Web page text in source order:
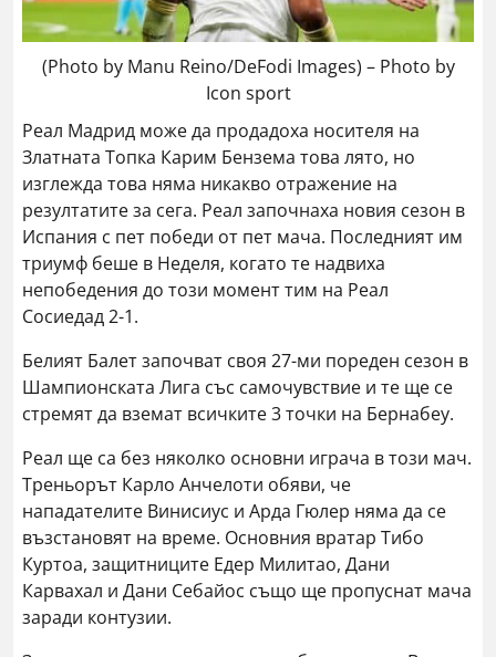
(Photo by Manu Reino/DeFodi Images) – Photo by
Icon sport
Реал Мадрид може да продадоха носителя на
Златната Топка Карим Бензема това лято, но
изглежда това няма никакво отражение на
резултатите за сега. Реал започнаха новия сезон в
Испания с пет победи от пет мача. Последният им
триумф беше в Неделя, когато те надвиха
непобедения до този момент тим на Реал
Сосиедад 2-1.
Белият Балет започват своя 27-ми пореден сезон в
Шампионската Лига със самочувствие и те ще се
стремят да вземат всичките 3 точки на Бернабеу.
Реал ще са без няколко основни играча в този мач.
Треньорът Карло Анчелоти обяви, че
нападателите Винисиус и Арда Гюлер няма да се
възстановят на време. Основния вратар Тибо
Куртоа, защитниците Едер Милитао, Дани
Карвахал и Дани Себайос също ще пропуснат мача
заради контузии.